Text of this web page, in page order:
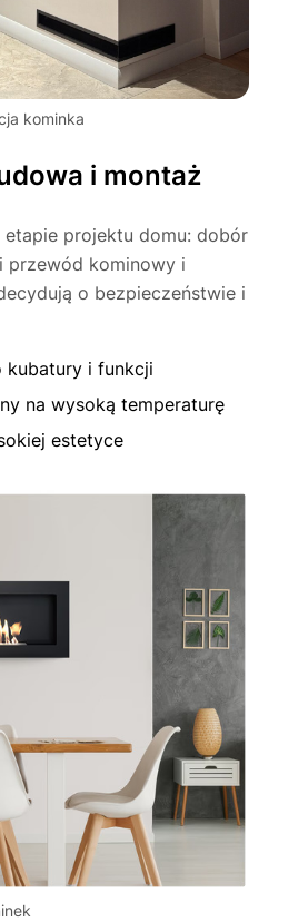
kominka
i montaż
etapie projektu domu: dobór
przewód kominowy i
o bezpieczeństwie i
kubatury i funkcji
na wysoką temperaturę
estetyce